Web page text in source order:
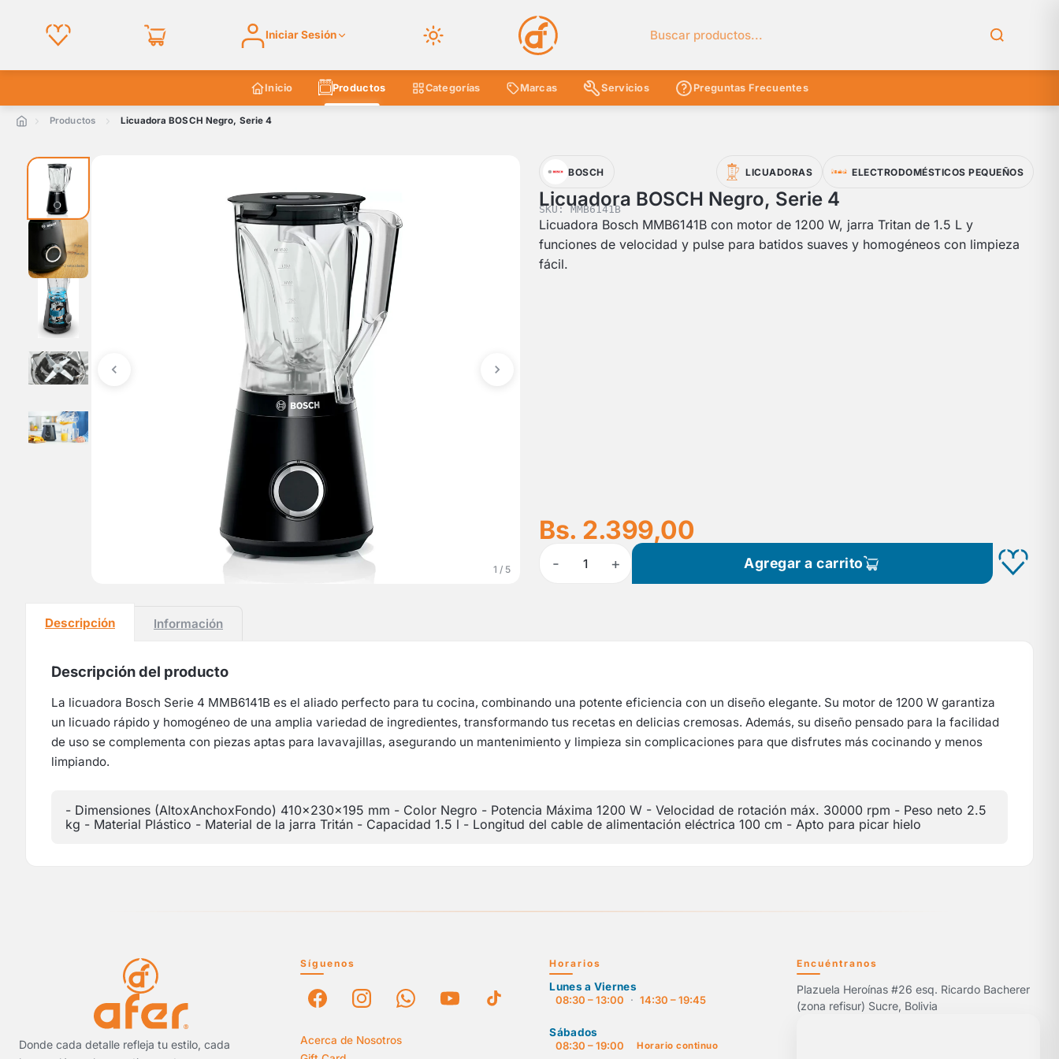
Iniciar Sesión Buscar en el catálogo
Inicio Productos Categorías Marcas Servicios Preguntas Frecuentes
Productos Licuadora BOSCH Negro, Serie 4
1 / 5
BOSCH LICUADORAS ELECTRODOMÉSTICOS PEQUEÑOS
Licuadora BOSCH Negro, Serie 4
SKU: MMB6141B
Licuadora Bosch MMB6141B con motor de 1200 W, jarra Tritan de 1.5 L y
funciones de velocidad y pulse para batidos suaves y homogéneos con limpieza
fácil.
Bs. 2.399,00
- 1 + Agregar a carrito
Descripción Información
Descripción del producto
La licuadora Bosch Serie 4 MMB6141B es el aliado perfecto para tu cocina, combinando una potente eficiencia con un diseño elegante. Su motor de 1200 W garantiza
un licuado rápido y homogéneo de una amplia variedad de ingredientes, transformando tus recetas en delicias cremosas. Además, su diseño pensado para la facilidad
de uso se complementa con piezas aptas para lavavajillas, asegurando un mantenimiento y limpieza sin complicaciones para que disfrutes más cocinando y menos
limpiando.
- Dimensiones (AltoxAnchoxFondo) 410x230x195 mm - Color Negro - Potencia Máxima 1200 W - Velocidad de rotación máx. 30000 rpm - Peso neto 2.5
kg - Material Plástico - Material de la jarra Tritán - Capacidad 1.5 l - Longitud del cable de alimentación eléctrica 100 cm - Apto para picar hielo
Donde cada detalle refleja tu estilo, cada
Síguenos
Acerca de Nosotros
Horarios
Lunes a Viernes
08:30 – 13:00
· 14:30 – 19:45
Sábados
08:30 – 19:00
Horario continuo
Encuéntranos
Plazuela Heroínas #26 esq. Ricardo Bacherer
(zona refisur) Sucre, Bolivia